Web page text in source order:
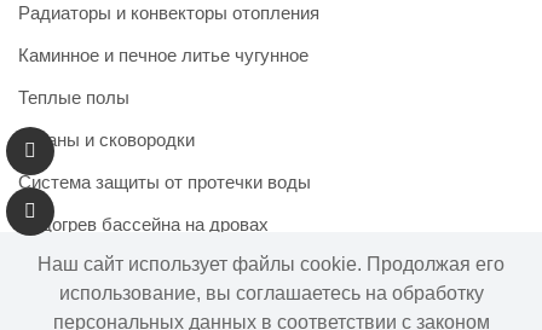
Радиаторы и конвекторы отопления
Каминное и печное литье чугунное
Теплые полы
Казаны и сковородки
Система защиты от протечки воды
Подогрев бассейна на дровах
Наш сайт использует файлы cookie. Продолжая его
использование, вы соглашаетесь на обработку
персональных данных в соответствии с законом